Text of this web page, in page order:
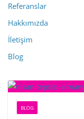
Referanslar
Hakkımızda
İletişim
Blog
BLOG